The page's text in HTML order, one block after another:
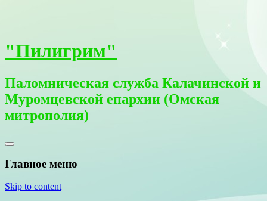
"Пилигрим"
Паломническая служба Калачинской и
Муромцевской епархии (Омская
митрополия)
Главное меню
Skip to content